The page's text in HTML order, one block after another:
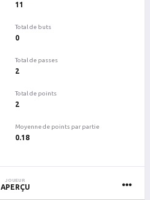
11
Total de buts
0
Total de passes
2
Total de points
2
Moyenne de points par partie
0.18
JOUEUR
APERÇU